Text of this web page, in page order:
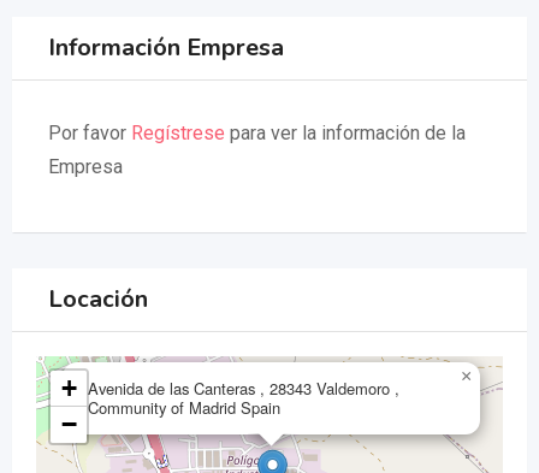
Información Empresa
Por favor Regístrese para ver la información de la
Empresa
Locación
Avenida de las Canteras , 28343 Valdemoro ,
Community of Madrid Spain
×
+
−